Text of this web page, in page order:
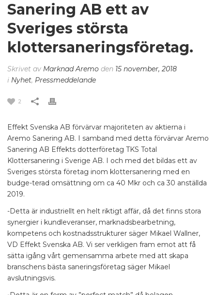
Sanering AB ett av
Sveriges största
klottersaneringsföretag.
Skrivet av Marknad Aremo den 15 november, 2018
i Nyhet, Pressmeddelande
2
Effekt Svenska AB förvärvar majoriteten av aktierna i
Aremo Sanering AB. I samband med detta förvärvar Aremo
Sanering AB Effekts dotterföretag TKS Total
Klottersanering i Sverige AB. I och med det bildas ett av
Sveriges största företag inom klottersanering med en
budge-terad omsättning om ca 40 Mkr och ca 30 anställda
2019.
-Detta är industriellt en helt riktigt affär, då det finns stora
synergier i kundleveranser, marknadsbearbetning,
kompetens och kostnadsstrukturer säger Mikael Wallner,
VD Effekt Svenska AB. Vi ser verkligen fram emot att få
sätta igång vårt gemensamma arbete med att skapa
branschens bästa saneringsföretag säger Mikael
avslutningsvis.